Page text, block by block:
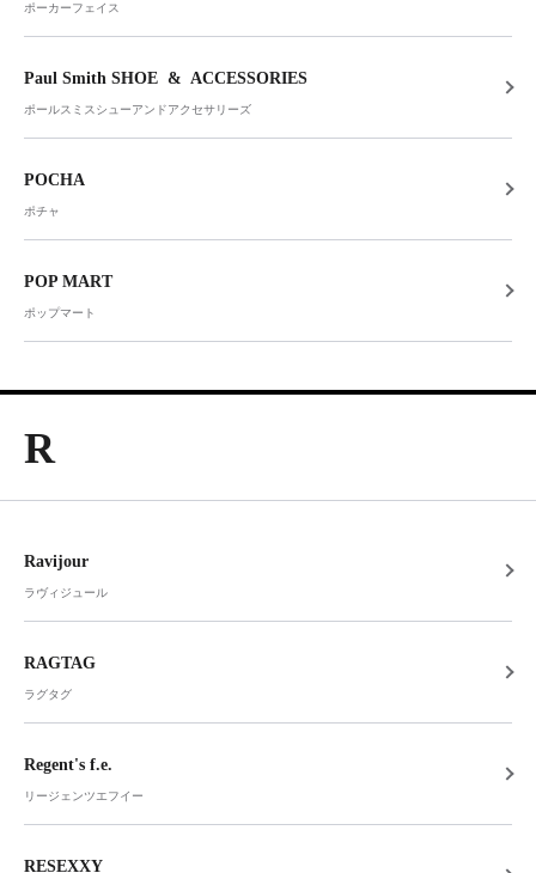
ポーカーフェイス
Paul Smith SHOE & ACCESSORIES
ポールスミスシューアンドアクセサリーズ
POCHA
ポチャ
POP MART
ポップマート
R
Ravijour
ラヴィジュール
RAGTAG
ラグタグ
Regent's f.e.
リージェンツエフイー
RESEXXY